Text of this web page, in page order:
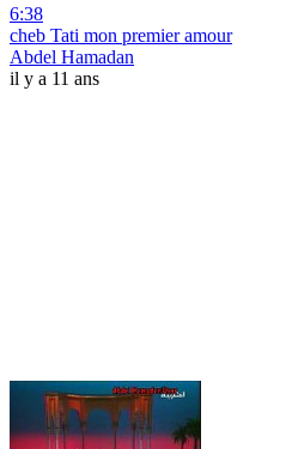
6:38
cheb Tati mon premier amour
Abdel Hamadan
il y a 11 ans